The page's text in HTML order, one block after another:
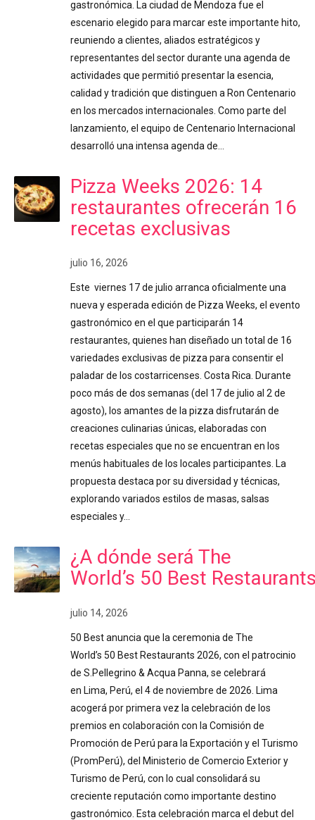
gastronómica. La ciudad de Mendoza fue el
escenario elegido para marcar este importante hito,
reuniendo a clientes, aliados estratégicos y
representantes del sector durante una agenda de
actividades que permitió presentar la esencia,
calidad y tradición que distinguen a Ron Centenario
en los mercados internacionales. Como parte del
lanzamiento, el equipo de Centenario Internacional
desarrolló una intensa agenda de…
Pizza Weeks 2026: 14
restaurantes ofrecerán 16
recetas exclusivas
julio 16, 2026
Este viernes 17 de julio arranca oficialmente una
nueva y esperada edición de Pizza Weeks, el evento
gastronómico en el que participarán 14
restaurantes, quienes han diseñado un total de 16
variedades exclusivas de pizza para consentir el
paladar de los costarricenses. Costa Rica. Durante
poco más de dos semanas (del 17 de julio al 2 de
agosto), los amantes de la pizza disfrutarán de
creaciones culinarias únicas, elaboradas con
recetas especiales que no se encuentran en los
menús habituales de los locales participantes. La
propuesta destaca por su diversidad y técnicas,
explorando variados estilos de masas, salsas
especiales y…
¿A dónde será The
World’s 50 Best
julio 14, 2026
50 Best anuncia que la ceremonia de The
World’s 50 Best Restaurants 2026, con el patrocinio
de S.Pellegrino & Acqua Panna, se celebrará
en Lima, Perú, el 4 de noviembre de 2026. Lima
acogerá por primera vez la celebración de los
premios en colaboración con la Comisión de
Promoción de Perú para la Exportación y el Turismo
(PromPerú), del Ministerio de Comercio Exterior y
Turismo de Perú, con lo cual consolidará su
creciente reputación como importante destino
gastronómico. Esta celebración marca el debut del